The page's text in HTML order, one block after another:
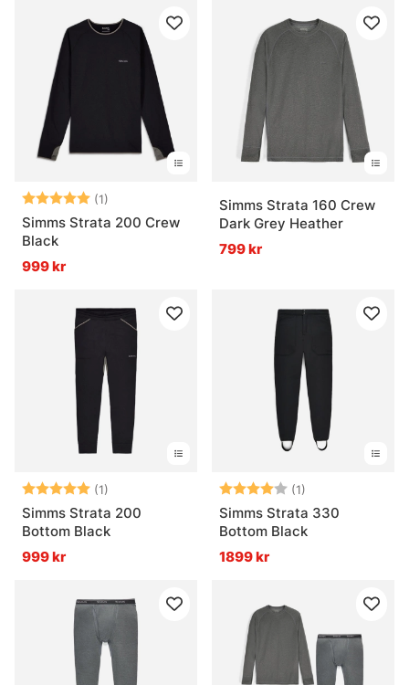
Betyg: (1)
5.0 utav 5 stjärnor
Simms Strata 200 Crew
Black
999 kr
Simms Strata 160 Crew
Dark Grey Heather
799 kr
Betyg: (1)
5.0 utav 5 stjärnor
Simms Strata 200
Bottom Black
999 kr
Betyg: (1)
Simms Strata 330
Bottom Black
1899 kr